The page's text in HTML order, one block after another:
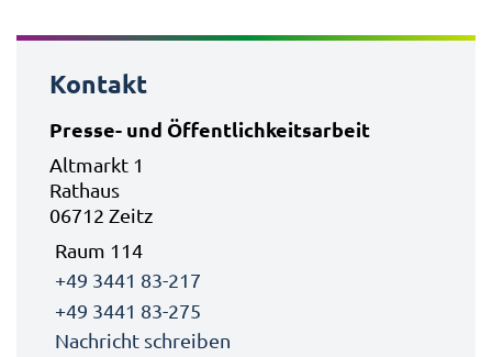
Kontakt
Presse- und Öffentlichkeitsarbeit
Altmarkt 1
Rathaus
06712 Zeitz
Raum 114
+49 3441 83-217
+49 3441 83-275
Nachricht schreiben